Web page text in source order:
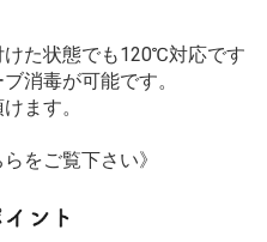
た状態でも120℃対応です
消毒が可能です。
ます。
をご覧下さい》